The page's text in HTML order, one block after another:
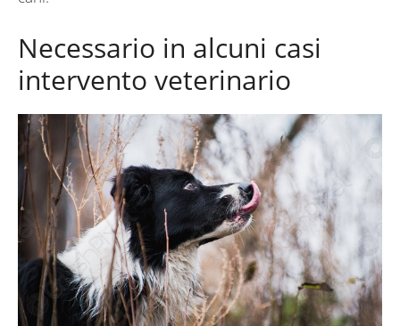
Necessario in alcuni casi
intervento veterinario